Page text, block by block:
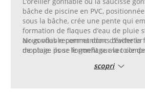
bâche de piscine en PVC, positionnée
sous la bâche, crée une pente qui
formation de flaques d‘eau de pluie
air gonflable permet donc d‘éviter la
de pluie. ils se forment sur la toile
un diamètre de 80 cm. Longueur mt. 6
Nous vous recommandons
montage pour le gonflage avec
gonflables de piscine.scopri